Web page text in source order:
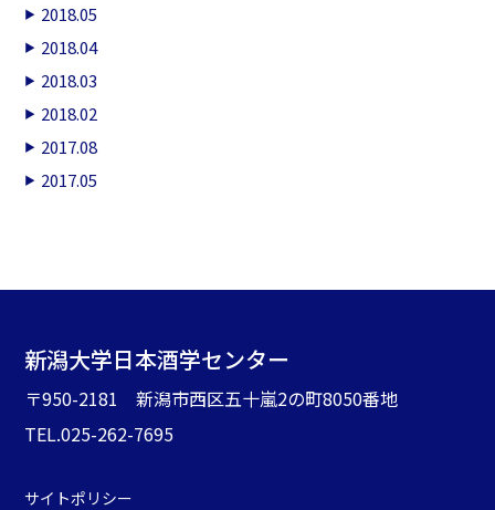
2018.05
2018.04
2018.03
2018.02
2017.08
2017.05
新潟大学日本酒学センター
〒950-2181 新潟市西区五十嵐2の町8050番地
TEL.025-262-7695
サイトポリシー